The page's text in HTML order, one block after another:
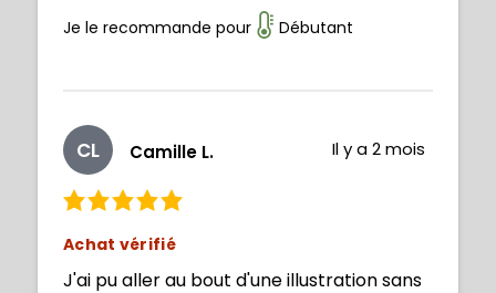
Je le recommande pour Débutant
CL Camille L. Il y a 2 mois
Achat vérifié
J'ai pu aller au bout d'une illustration sans